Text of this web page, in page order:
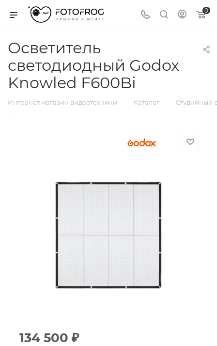
0
Осветитель
светодиодный Godox
Knowled F600Bi
Интернет магазин видеотехники — Каталог — Студийный
134 500 ₽